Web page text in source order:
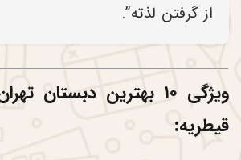
از گرفتن لذته”.
ویژگی ۱۰ بهترین دبستان
قیطریه: